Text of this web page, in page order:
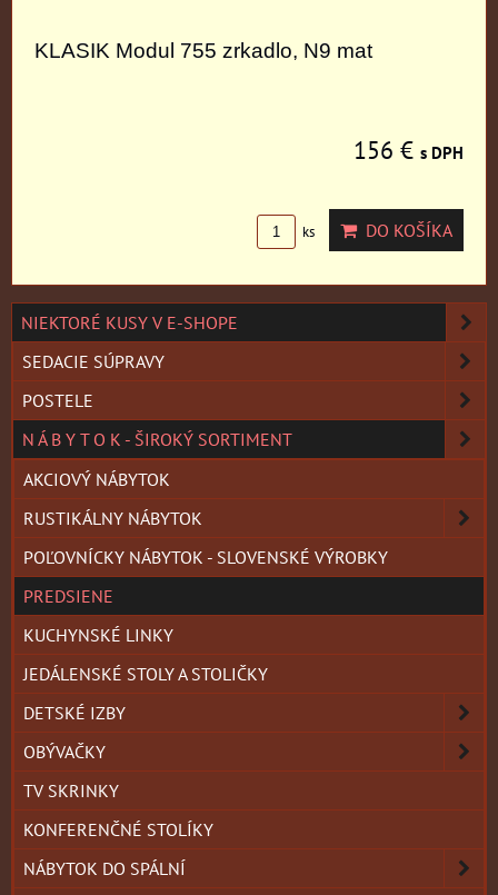
KLASIK Modul 755 zrkadlo, N9 mat
156 € s DPH
ks DO KOŠÍKA
NIEKTORÉ KUSY V E-SHOPE
SEDACIE SÚPRAVY
POSTELE
N Á B Y T O K - ŠIROKÝ SORTIMENT
AKCIOVÝ NÁBYTOK
RUSTIKÁLNY NÁBYTOK
POĽOVNÍCKY NÁBYTOK - SLOVENSKÉ VÝROBKY
PREDSIENE
KUCHYNSKÉ LINKY
JEDÁLENSKÉ STOLY A STOLIČKY
DETSKÉ IZBY
OBÝVAČKY
TV SKRINKY
KONFERENČNÉ STOLÍKY
NÁBYTOK DO SPÁLNÍ